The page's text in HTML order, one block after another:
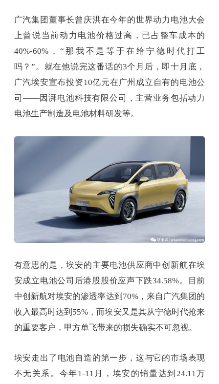
广汽集团董事长曾庆洪在今年的世界动力电池大会
上曾说当前动力电池价格过高，已占整车成本的
40%-60%，“那我不是等于在给宁德时代打工
吗？”。就在他说完这番话的3个月后，即十月底，
广汽埃安宣布投资10亿元在广州成立自有的电池公
司——因湃电池科技有限公司，主营业务包括动力
电池生产制造及电池材料研发等。
有意思的是，埃安的主要电池供应商中创新航在埃
安成立电池公司后港股股价应声下跌34.58%。目前
中创新航对埃安的渗透率达到70%，来自广汽集团的
收入最高时达到55%，而埃安又是其从宁德时代抢来
的重要客户，甲方单飞带来的损失确实不可忽视。
埃安走出了电池自造的第一步，这与它的市场表现
不无关系。今年1-11月，埃安的销量达到24.11万